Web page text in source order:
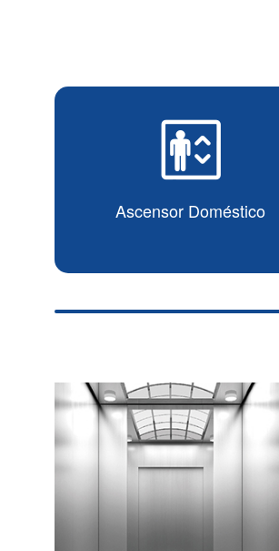
Ascensor Doméstico